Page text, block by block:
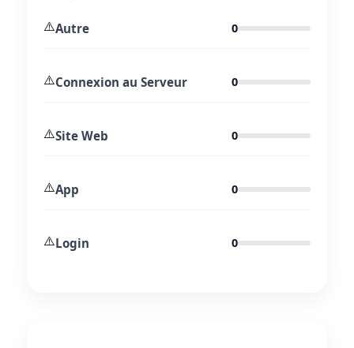
⚠️Autre 0
⚠️Connexion au Serveur 0
⚠️Site Web 0
⚠️App 0
⚠️Login 0